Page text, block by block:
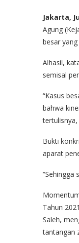
Jakarta,
Agung
besar
Alhasil,
semisal
“Kasus
bahwa
Bukti
aparat
“Sehingga
Tahun
Saleh,
tantangan